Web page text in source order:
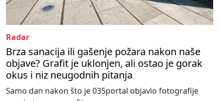
Radar
Brza sanacija ili gašenje požara nakon naše
objave? Grafit je uklonjen, ali ostao je gorak
okus i niz neugodnih pitanja
Samo dan nakon što je 035portal objavio fotografije